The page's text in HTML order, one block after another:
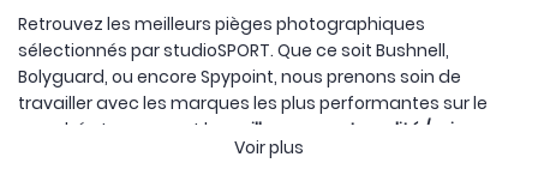
Retrouvez les meilleurs pièges photographiques
sélectionnés par studioSPORT. Que ce soit Bushnell,
Bolyguard, ou encore Spypoint, nous prenons soin de
travailler avec les marques les plus performantes sur le
marché et proposant le
meilleur rapport qualité / prix.
Nos pièges photographiques proposent différentes
Voir plus